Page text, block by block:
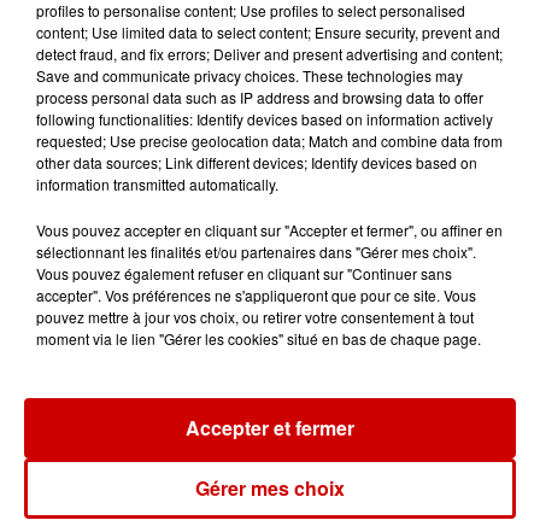
Le Duel - Gagnez votre balade
en jet ski !
Podcasts Voir plus
Kelly Massol, figure
l'entrepreneuriat féminin
Aménager un school bus au
profiles to personalise content; Use profiles to select personalised
content; Use limited data to select content; Ensure security, prevent and
detect fraud, and fix errors; Deliver and present advertising and content;
Save and communicate privacy choices. These technologies may
process personal data such as IP address and browsing data to offer
following functionalities: Identify devices based on information actively
requested; Use precise geolocation data; Match and combine data from
other data sources; Link different devices; Identify devices based on
information transmitted automatically.
Vous pouvez accepter en cliquant sur "Accepter et fermer", ou affiner en
sélectionnant les finalités et/ou partenaires dans "Gérer mes choix".
Vous pouvez également refuser en cliquant sur "Continuer sans
accepter". Vos préférences ne s'appliqueront que pour ce site. Vous
pouvez mettre à jour vos choix, ou retirer votre consentement à tout
moment via le lien "Gérer les cookies" situé en bas de chaque page.
Gérer mes choix
Accepter et fermer